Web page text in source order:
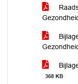
368 KB